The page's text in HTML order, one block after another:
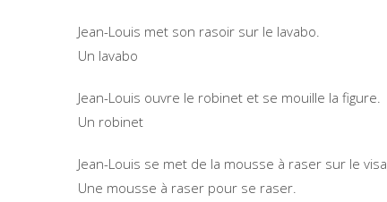
Jean-Louis met son rasoir sur le lavabo.
Un lavabo
Jean-Louis ouvre le robinet et se mouille la figure.
Un robinet
Jean-Louis se met de la mousse à raser sur le
Une mousse à raser pour se raser.